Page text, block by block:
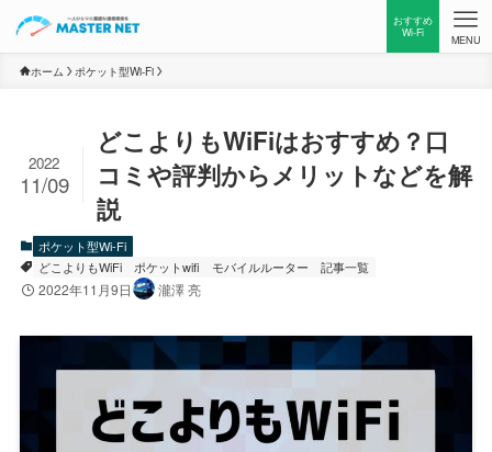
おすすめ
Wi-Fi
MENU
ホーム ポケット型Wi-Fi
どこよりもWiFiはおすすめ？口
コミや評判からメリットなどを解
説
2022
11/09
ポケット型Wi-Fi
どこよりもWiFi
ポケットwifi モバイルルーター 記事一覧
2022年11月9日 瀧澤 亮